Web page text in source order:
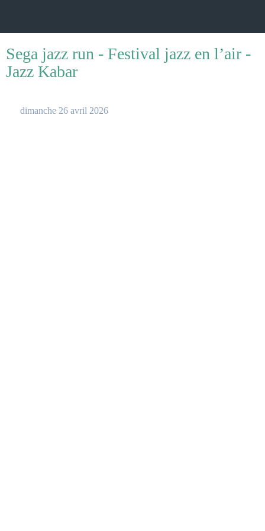
Sega jazz run - Festival jazz en l’air -
Jazz Kabar
dimanche 26 avril 2026